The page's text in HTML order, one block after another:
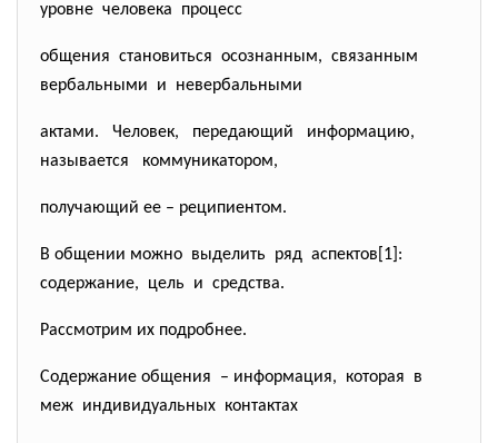
уровне человека процесс
общения становиться осознанным, связанным
вербальными и невербальными
актами. Человек, передающий информацию,
называется коммуникатором,
получающий ее – реципиентом.
В общении можно выделить ряд аспектов[1]:
содержание, цель и средства.
Рассмотрим их подробнее.
Содержание общения – информация, которая в
меж индивидуальных контактах